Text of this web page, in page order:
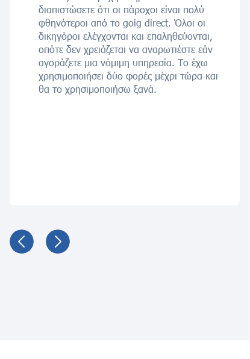
διαπιστώσετε ότι οι πάροχοι είναι πολύ
φθηνότεροι από το goig direct. Όλοι οι
δικηγόροι ελέγχονται και επαληθεύονται,
οπότε δεν χρειάζεται να αναρωτιέστε εάν
αγοράζετε μια νόμιμη υπηρεσία. Το έχω
χρησιμοποιήσει δύο φορές μέχρι τώρα και
θα το χρησιμοποιήσω ξανά.